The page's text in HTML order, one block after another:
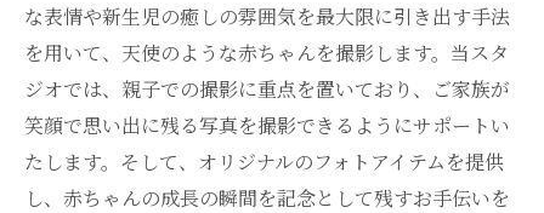
な表情や新生児の癒しの雰囲気を最大限に引き出す手法
を用いて、天使のような赤ちゃんを撮影します。当スタ
ジオでは、親子での撮影に重点を置いており、ご家族が
笑顔で思い出に残る写真を撮影できるようにサポートい
たします。そして、オリジナルのフォトアイテムを提供
し、赤ちゃんの成長の瞬間を記念として残すお手伝いを